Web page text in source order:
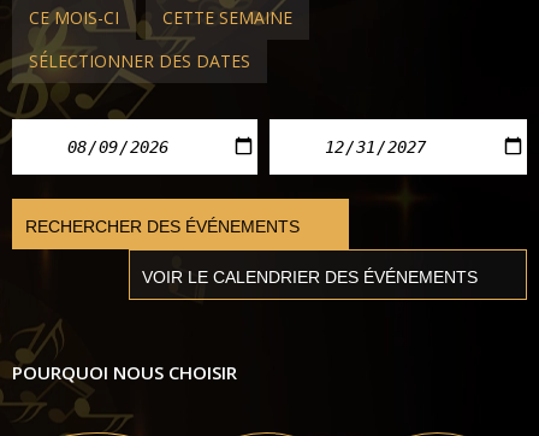
CE MOIS-CI
CETTE SEMAINE
SÉLECTIONNER DES DATES
POURQUOI NOUS CHOISIR